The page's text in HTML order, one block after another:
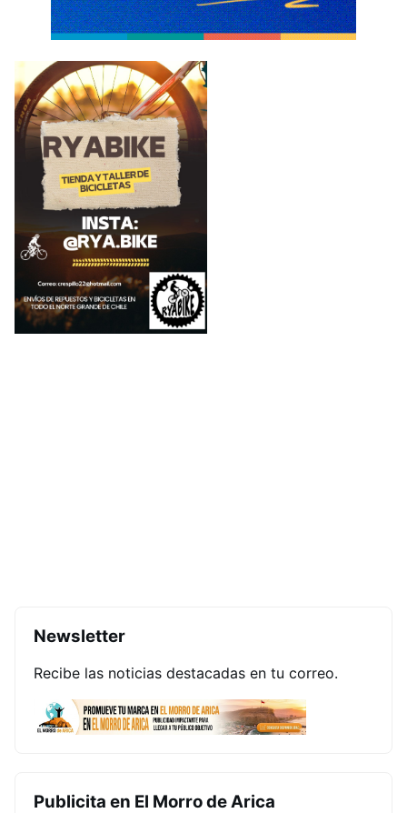
Newsletter
Recibe las noticias destacadas en tu correo.
Publicita en El Morro de Arica